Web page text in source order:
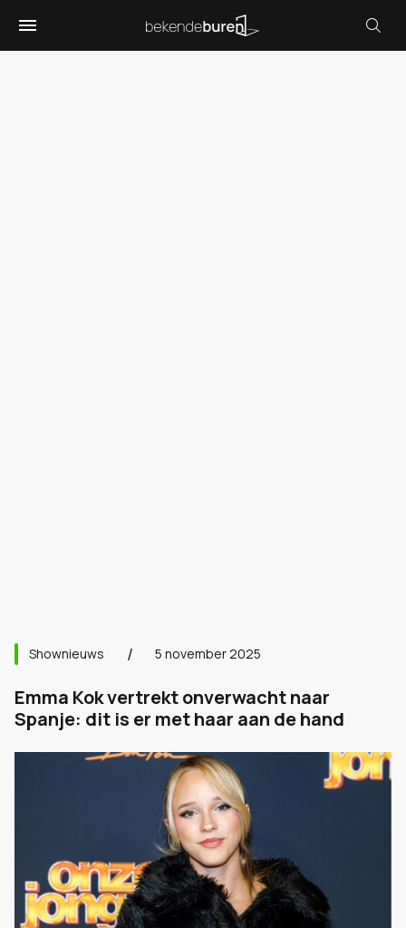
Shownieuws 5 november 2025
Emma Kok vertrekt onverwacht naar
Spanje: dit is er met haar aan de hand